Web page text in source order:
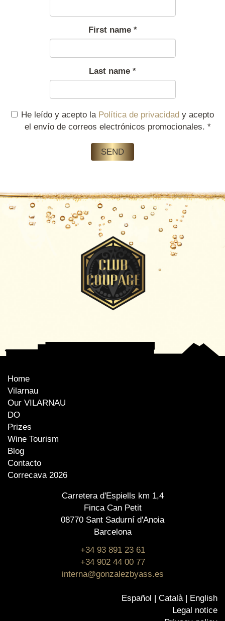
First name *
Last name *
He leído y acepto la Política de privacidad y acepto
el envío de correos electrónicos promocionales. *
SEND
Home
Vilarnau
Our VILARNAU
DO
Prizes
Wine Tourism
Blog
Contacto
Correcava 2026
Carretera d'Espiells km 1,4
Finca Can Petit
08770 Sant Sadurní d'Anoia
Barcelona
+34 93 891 23 61
+34 902 44 00 77
interna@gonzalezbyass.es
Español Català
English
Legal notice